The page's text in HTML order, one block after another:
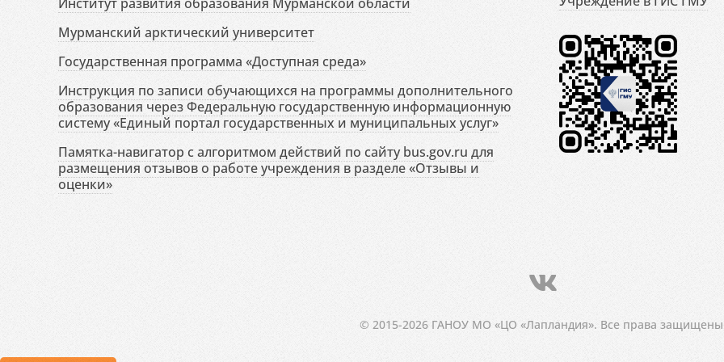
Мурманский арктический университет
Государственная программа «Доступная среда»
Инструкция по записи обучающихся на программы дополнительного
образования через Федеральную государственную информационную
систему «Единый портал государственных и муниципальных услуг»
Памятка-навигатор с алгоритмом действий по сайту bus.gov.ru для
размещения отзывов о работе учреждения в разделе «Отзывы и
оценки»
© 2015-2026 ГАНОУ МО «ЦО «Лапландия». Все права